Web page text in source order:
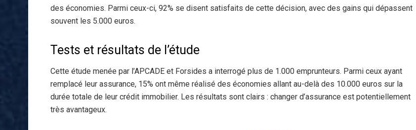
des économies. Parmi ceux-ci, 92% se disent satisfaits de cette décision, avec des gains qui dépassent
souvent les 5.000 euros.
Tests et résultats de l’étude
Cette étude menée par l’APCADE et Forsides a interrogé plus de 1.000 emprunteurs. Parmi ceux ayant
remplacé leur assurance, 15% ont même réalisé des économies allant au-delà des 10.000 euros sur la
durée totale de leur crédit immobilier. Les résultats sont clairs : changer d’assurance est potentiellement
très avantageux.